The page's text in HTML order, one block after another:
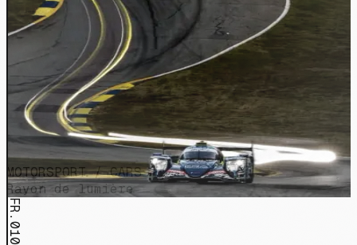
MOTORSPORT / CARS
Rayon de lumière
FR.010